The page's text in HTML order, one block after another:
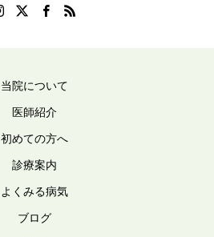
当院について
医師紹介
初めての方へ
診療案内
よくみる病気
ブログ